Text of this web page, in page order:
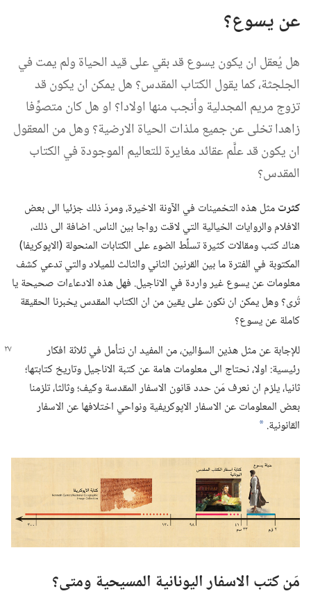
عن يسوع؟‏
هل يُعقل ان يكون يسوع قد بقي على قيد الحياة ولم يمت في
الجلجثة،‏ كما يقول الكتاب المقدس؟‏ هل يمكن ان يكون قد
تزوج مريم المجدلية وأنجب منها اولادا؟‏ او هل كان متصوِّفا
زاهدا تخلى عن جميع ملذات الحياة الارضية؟‏ وهل من المعقول
ان يكون قد علَّم عقائد مغايرة للتعاليم الموجودة في الكتاب
المقدس؟‏
كثرتمثل هذه التخمينات في الآونة الاخيرة،‏ ومردّ ذلك جزئيا الى بعض
الافلام والروايات الخيالية التي لاقت رواجا بين الناس.‏ اضافة الى ذلك،‏
هناك كتب ومقالات كثيرة تسلِّط الضوء على الكتابات المنحولة (‏الاپوكريفا)‏
المكتوبة في الفترة ما بين القرنين الثاني والثالث للميلاد والتي تدعي كشف
معلومات عن يسوع غير واردة في الاناجيل.‏ فهل هذه الادعاءات صحيحة يا
تُرى؟‏ وهل يمكن ان نكون على يقين من ان الكتاب المقدس يخبرنا الحقيقة
كاملة عن يسوع؟‏
للإجابة عن مثل هذين السؤالين،‏ من المفيد اننتأمل في ثلاثة افكار
رئيسية:‏ اولا،‏ نحتاج الى معلومات هامة عن كتبة الاناجيل وتاريخ كتابتها؛‏
ثانيا،‏ يلزم ان نعرف مَن حدد قانون الاسفار المقدسة وكيف؛‏ وثالثا،‏ تلزمنا
بعض المعلومات عن الاسفار الاپوكريفية ونواحي اختلافها عن الاسفار
القانونية.‏ *
مَن كتب الاسفار اليونانية المسيحية ومتى؟‏